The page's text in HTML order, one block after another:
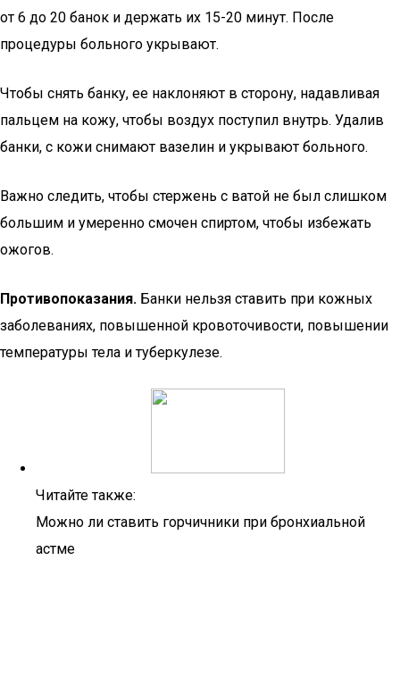
от 6 до 20 банок и держать их 15-20 минут. После
процедуры больного укрывают.
Чтобы снять банку, ее наклоняют в сторону, надавливая
пальцем на кожу, чтобы воздух поступил внутрь. Удалив
банки, с кожи снимают вазелин и укрывают больного.
Важно следить, чтобы стержень с ватой не был слишком
большим и умеренно смочен спиртом, чтобы избежать
ожогов.
Противопоказания. Банки нельзя ставить при кожных
заболеваниях, повышенной кровоточивости, повышении
температуры тела и туберкулезе.
Читайте также:
Можно ли ставить горчичники при бронхиальной
астме